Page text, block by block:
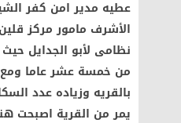
عطيه مدير امن كفر
الأشرف مامور مركز
نظامى لأبو الجدايل
من خمسة عشر عاما ومع
بالقريه وزياده عدد
يمر من القرية اصبحت